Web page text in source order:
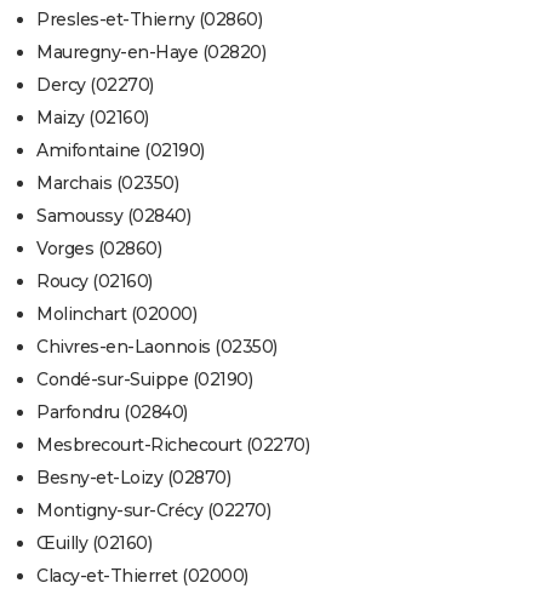
Presles-et-Thierny (02860)
Mauregny-en-Haye (02820)
Dercy (02270)
Maizy (02160)
Amifontaine (02190)
Marchais (02350)
Samoussy (02840)
Vorges (02860)
Roucy (02160)
Molinchart (02000)
Chivres-en-Laonnois (02350)
Condé-sur-Suippe (02190)
Parfondru (02840)
Mesbrecourt-Richecourt (02270)
Besny-et-Loizy (02870)
Montigny-sur-Crécy (02270)
Œuilly (02160)
Clacy-et-Thierret (02000)